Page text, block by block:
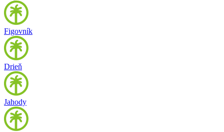
Figovník
Drieň
Jahody